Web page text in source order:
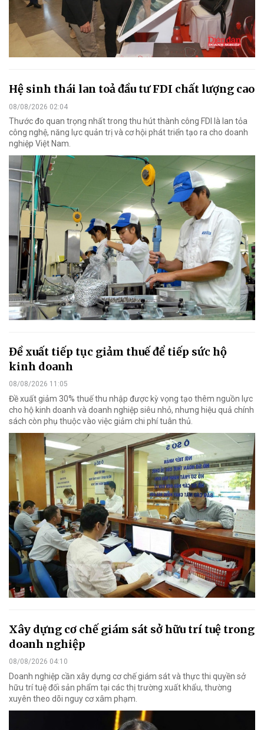
Hệ sinh thái lan toả đầu tư FDI chất lượng cao
08/08/2026 02:04
Thước đo quan trọng nhất trong thu hút thành công FDI là lan tỏa
công nghệ, năng lực quản trị và cơ hội phát triển tạo ra cho doanh
nghiệp Việt Nam.
Đề xuất tiếp tục giảm thuế để tiếp sức hộ
kinh doanh
08/08/2026 11:05
Đề xuất giảm 30% thuế thu nhập được kỳ vọng tạo thêm nguồn lực
cho hộ kinh doanh và doanh nghiệp siêu nhỏ, nhưng hiệu quả chính
sách còn phụ thuộc vào việc giảm chi phí tuân thủ.
Xây dựng cơ chế giám sát sở hữu trí tuệ trong
doanh nghiệp
08/08/2026 04:10
Doanh nghiệp cần xây dựng cơ chế giám sát và thực thi quyền sở
hữu trí tuệ đối sản phẩm tại các thị trường xuất khẩu, thường
xuyên theo dõi nguy cơ xâm phạm.